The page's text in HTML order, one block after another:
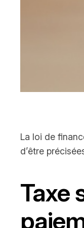
La loi de
d’être
Taxe